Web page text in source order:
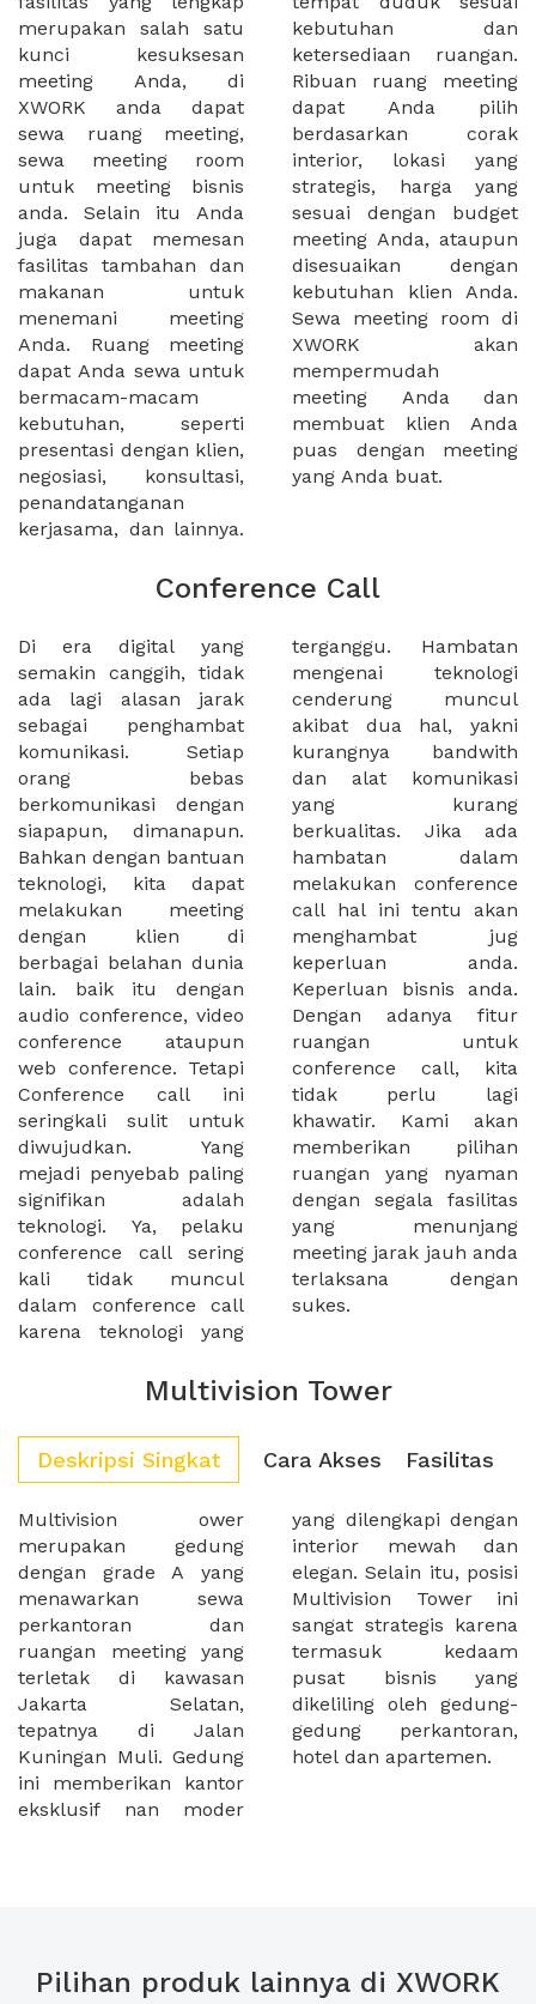
merupakan salah satu
kunci kesuksesan
meeting Anda, di
XWORK anda dapat
sewa ruang meeting,
sewa meeting room
untuk meeting bisnis
anda. Selain itu Anda
juga dapat memesan
fasilitas tambahan dan
makanan untuk
menemani meeting
Anda. Ruang meeting
dapat Anda sewa untuk
bermacam-macam
kebutuhan, seperti
presentasi dengan klien,
negosiasi, konsultasi,
penandatanganan
kerjasama, dan lainnya.
kebutuhan dan
ketersediaan ruangan.
Ribuan ruang meeting
dapat Anda pilih
berdasarkan corak
interior, lokasi yang
strategis, harga yang
sesuai dengan budget
meeting Anda, ataupun
disesuaikan dengan
kebutuhan klien Anda.
Sewa meeting room di
XWORK akan
mempermudah
meeting Anda dan
membuat klien Anda
puas dengan meeting
yang Anda buat.
Conference Call
Di era digital yang
semakin canggih, tidak
ada lagi alasan jarak
sebagai penghambat
komunikasi. Setiap
orang bebas
berkomunikasi dengan
siapapun, dimanapun.
Bahkan dengan bantuan
teknologi, kita dapat
melakukan meeting
dengan klien di
berbagai belahan dunia
lain. baik itu dengan
audio conference, video
conference ataupun
web conference. Tetapi
Conference call ini
seringkali sulit untuk
diwujudkan. Yang
mejadi penyebab paling
signifikan adalah
teknologi. Ya, pelaku
conference call sering
kali tidak muncul
dalam conference call
karena teknologi yang
terganggu. Hambatan
mengenai teknologi
cenderung muncul
akibat dua hal, yakni
kurangnya bandwith
dan alat komunikasi
yang kurang
berkualitas. Jika ada
hambatan dalam
melakukan conference
call hal ini tentu akan
menghambat jug
keperluan anda.
Keperluan bisnis anda.
Dengan adanya fitur
ruangan untuk
conference call, kita
tidak perlu lagi
khawatir. Kami akan
memberikan pilihan
ruangan yang nyaman
dengan segala fasilitas
yang menunjang
meeting jarak jauh anda
terlaksana dengan
sukes.
Multivision Tower
Deskripsi Singkat Cara Akses Fasilitas
Multivision ower
merupakan gedung
dengan grade A yang
menawarkan sewa
perkantoran dan
ruangan meeting yang
terletak di kawasan
Jakarta Selatan,
tepatnya di Jalan
Kuningan Muli. Gedung
ini memberikan kantor
eksklusif nan moder
yang dilengkapi dengan
interior mewah dan
elegan. Selain itu, posisi
Multivision Tower ini
sangat strategis karena
termasuk kedaam
pusat bisnis yang
dikeliling oleh gedung-
gedung perkantoran,
hotel dan apartemen.
Pilihan produk lainnya di XWORK